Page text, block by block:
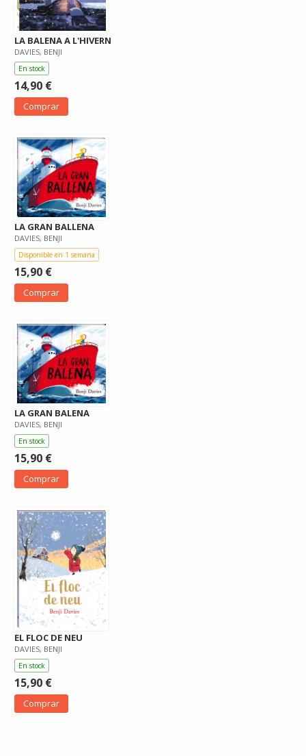
LA BALENA A L'HIVERN
DAVIES, BENJI
En stock
14,90 €
Comprar
LA GRAN BALLENA
DAVIES, BENJI
Disponible en 1 semana
15,90 €
Comprar
LA GRAN BALENA
DAVIES, BENJI
En stock
15,90 €
Comprar
EL FLOC DE NEU
DAVIES, BENJI
En stock
15,90 €
Comprar